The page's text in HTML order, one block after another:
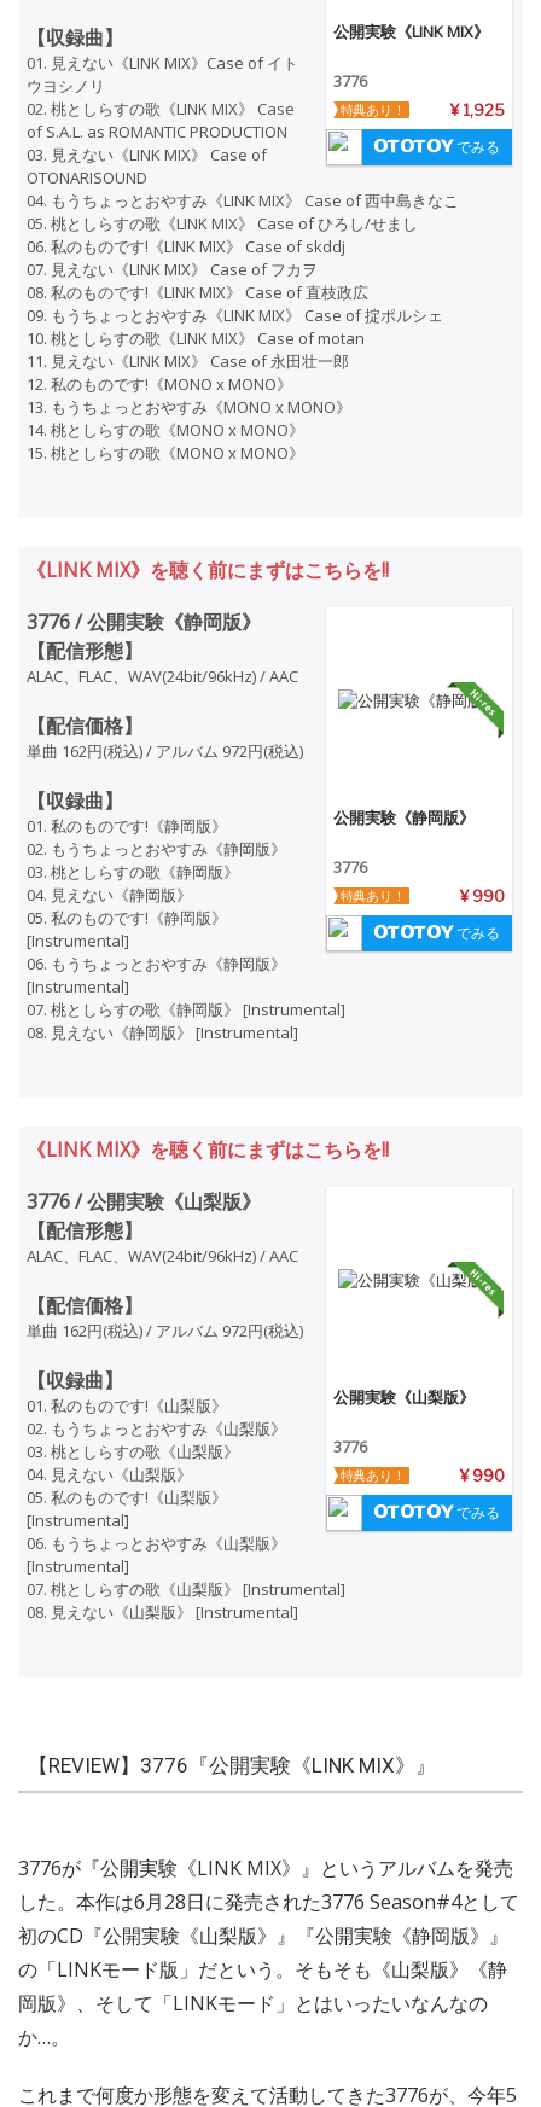
公開実験《LINK MIX》
3776
¥ 1,925
特典あり！
でみる
【収録曲】
01. 見えない《LINK MIX》Case of イト
ウヨシノリ
02. 桃としらすの歌《LINK MIX》 Case
of S.A.L. as ROMANTIC PRODUCTION
03. 見えない《LINK MIX》 Case of
OTONARISOUND
04. もうちょっとおやすみ《LINK MIX》 Case of 西中島きなこ
05. 桃としらすの歌《LINK MIX》 Case of ひろし/せまし
06. 私のものです!《LINK MIX》 Case of skddj
07. 見えない《LINK MIX》 Case of フカヲ
08. 私のものです!《LINK MIX》 Case of 直枝政広
09. もうちょっとおやすみ《LINK MIX》 Case of 掟ポルシェ
10. 桃としらすの歌《LINK MIX》 Case of motan
11. 見えない《LINK MIX》 Case of 永田壮一郎
12. 私のものです!《MONO x MONO》
13. もうちょっとおやすみ《MONO x MONO》
14. 桃としらすの歌《MONO x MONO》
15. 桃としらすの歌《MONO x MONO》
《LINK MIX》を聴く前にまずはこちらを!!
公開実験《静岡版》
3776
¥ 990
特典あり！
でみる
3776 / 公開実験《静岡版》
【配信形態】
ALAC、FLAC、WAV(24bit/96kHz) / AAC
【配信価格】
単曲 162円(税込) / アルバム 972円(税込)
【収録曲】
01. 私のものです!《静岡版》
02. もうちょっとおやすみ《静岡版》
03. 桃としらすの歌《静岡版》
04. 見えない《静岡版》
05. 私のものです!《静岡版》
[Instrumental]
06. もうちょっとおやすみ《静岡版》
[Instrumental]
07. 桃としらすの歌《静岡版》 [Instrumental]
08. 見えない《静岡版》 [Instrumental]
《LINK MIX》を聴く前にまずはこちらを!!
公開実験《山梨版》
3776
¥ 990
特典あり！
でみる
3776 / 公開実験《山梨版》
【配信形態】
ALAC、FLAC、WAV(24bit/96kHz) / AAC
【配信価格】
単曲 162円(税込) / アルバム 972円(税込)
【収録曲】
01. 私のものです!《山梨版》
02. もうちょっとおやすみ《山梨版》
03. 桃としらすの歌《山梨版》
04. 見えない《山梨版》
05. 私のものです!《山梨版》
[Instrumental]
06. もうちょっとおやすみ《山梨版》
[Instrumental]
07. 桃としらすの歌《山梨版》 [Instrumental]
08. 見えない《山梨版》 [Instrumental]
【REVIEW】3776『公開実験《LINK MIX》』
3776が『公開実験《LINK MIX》』というアルバムを発売
した。本作は6月28日に発売された3776 Season#4として
初のCD『公開実験《山梨版》』『公開実験《静岡版》』
の「LINKモード版」だという。そもそも《山梨版》《静
岡版》、そして「LINKモード」とはいったいなんなの
か…。
これまで何度か形態を変えて活動してきた3776が、今年5